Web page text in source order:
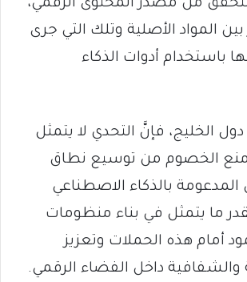
من مصدر المحتوى الرقمي،
بين المواد الأصلية وتلك التي جرى
باستخدام أدوات الذكاء
دول الخليج، فإنَّ التحدي لا يتمثل
منع الخصوم من توسيع نطاق
بالذكاء الاصطناعي
ما يتمثل في بناء منظومات
أمام هذه الحملات وتعزيز
والشفافية داخل الفضاء الرقمي.